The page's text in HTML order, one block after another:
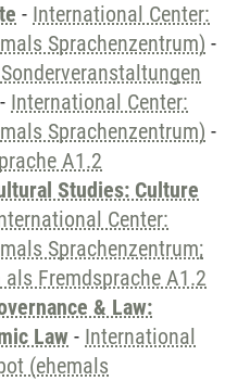
- International Center:
Sprachenzentrum) -
- International Center:
Sprachenzentrum) -
A1.2
Studies: Culture
Center:
Sprachenzentrum;
als Fremdsprache A1.2
& Law:
Law - International
(ehemals